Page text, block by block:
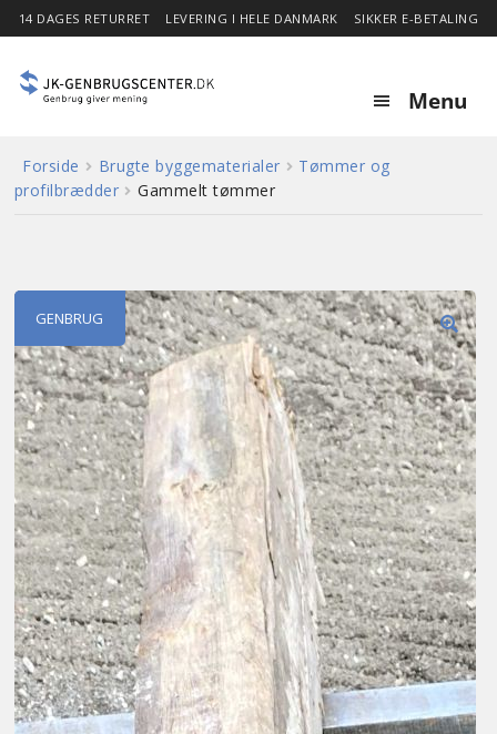
14 DAGES RETURRET LEVERING I HELE DANMARK SIKKER E-BETALING
Menu
Forside
menu
Stor besparelse
Nyheder
Om
Kontakt
Forside Brugte byggematerialer
Tømmer og
profilbrædder
Gammelt tømmer
🔍
GENBRUG